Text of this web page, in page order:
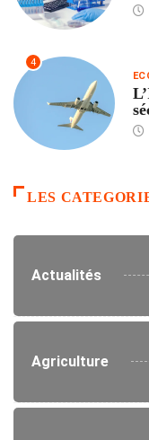
4
LES
Actualités
Agriculture